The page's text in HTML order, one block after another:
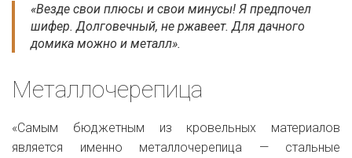
«Везде свои плюсы и свои минусы! Я предпочел
шифер. Долговечный, не ржавеет. Для дачного
домика можно и металл».
Металлочерепица
«Самым бюджетным из кровельных материалов
является именно металлочерепица — стальные